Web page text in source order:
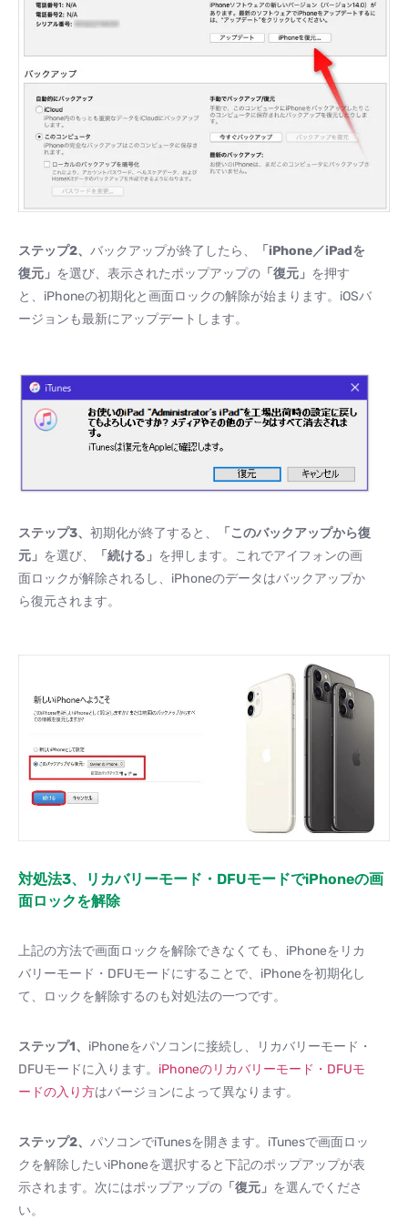
ステップ2、 バックアップが終了したら、 「 iPhone／iPadを
復元」 を選び、表示されたポップアップの 「復元」 を押す
と、iPhoneの初期化と画面ロックの解除が始まります。iOSバ
ージョンも最新にアップデートします。
ステップ3、 初期化が終了すると、
「このバックアップから復
元」 を選び、 「続ける」 を押します。これでアイフォンの画
面ロックが解除されるし、iPhoneのデータはバックアップか
ら復元されます。
対処法3、リカバリーモード・DFUモードでiPhoneの画
面ロックを解除
上記の方法で画面ロックを解除できなくても、iPhoneをリカ
バリーモード・DFUモードにすることで、iPhoneを初期化し
て、ロックを解除するのも対処法の一つです。
ステップ1、 iPhoneをパソコンに接続し、リカバリーモード・
DFUモードに入ります。 iPhoneのリカバリーモード・DFUモ
ードの入り方はバージョンによって異なります。
ステップ2、 パソコンでiTunesを開きます。iTunesで画面ロッ
クを解除したいiPhoneを選択すると下記のポップアップが表
示されます。次にはポップアップの 「復元」 を選んでくださ
い。